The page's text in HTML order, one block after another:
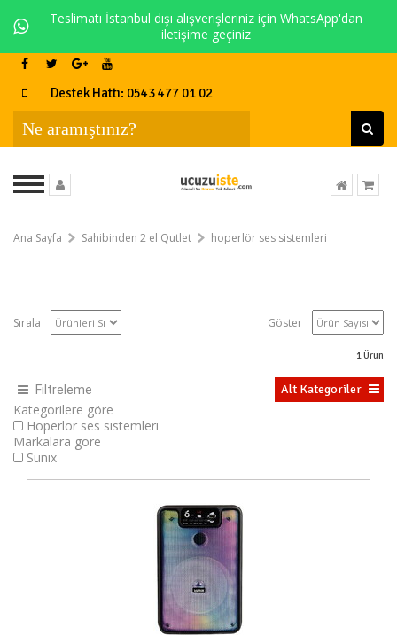
Teslimatı İstanbul dışı alışverişleriniz için WhatsApp'dan
iletişime geçiniz
Destek Hattı: 0543 477 01 02
Ana Sayfa Sahibinden 2 el Qutlet hoperlör ses sistemleri
Sırala Göster
1Ürün
Filtreleme
Kategorilere göre
Hoperlör ses sistemleri
Markalara göre
Sunıx
Alt Kategoriler